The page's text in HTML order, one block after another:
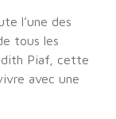
l’une des
tous les
Piaf, cette
avec une